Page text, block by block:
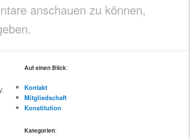
anschauen zu können,
Auf einen Blick:
Kontakt
Mitgliedschaft
Konstitution
Kategorien: